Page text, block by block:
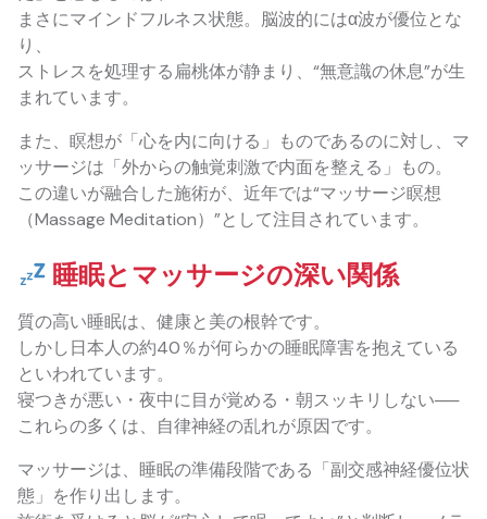
まさにマインドフルネス状態。脳波的にはα波が優位とな
り、
ストレスを処理する扁桃体が静まり、“無意識の休息”が生
まれています。
また、瞑想が「心を内に向ける」ものであるのに対し、マ
ッサージは「外からの触覚刺激で内面を整える」もの。
この違いが融合した施術が、近年では“マッサージ瞑想
（Massage Meditation）”として注目されています。
睡眠とマッサージの深い関係
質の高い睡眠は、健康と美の根幹です。
しかし日本人の約40％が何らかの睡眠障害を抱えている
といわれています。
寝つきが悪い・夜中に目が覚める・朝スッキリしない──
これらの多くは、自律神経の乱れが原因です。
マッサージは、睡眠の準備段階である「副交感神経優位状
態」を作り出します。